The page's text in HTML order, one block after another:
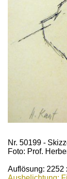
Nr. 50199 -
Foto: Prof.
Auflösung: 2252